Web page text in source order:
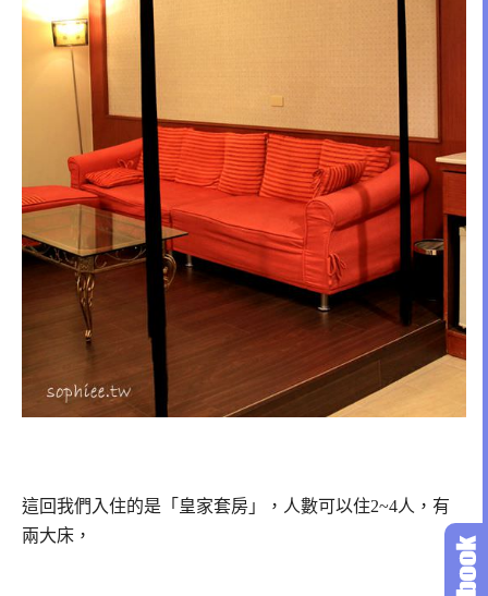
這回我們入住的是「皇家套房」，人數可以住2~4人，有
兩大床，